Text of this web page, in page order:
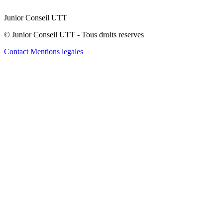
Junior Conseil UTT
© Junior Conseil UTT - Tous droits reserves
Contact Mentions legales